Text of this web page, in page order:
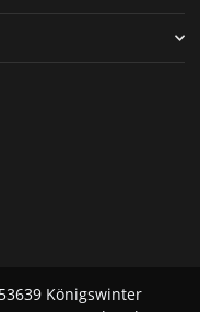
Königswinter